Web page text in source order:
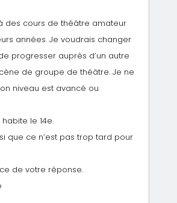
des cours de théâtre amateur
années. Je voudrais changer
progresser auprès d’un autre
de groupe de théâtre. Je ne
niveau est avancé ou
le 14e.
que ce n’est pas trop tard pour
de votre réponse.